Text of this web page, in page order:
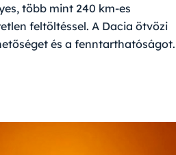
több mint 240 km-es
feltöltéssel. A Dacia ötvözi
és a fenntarthatóságot.